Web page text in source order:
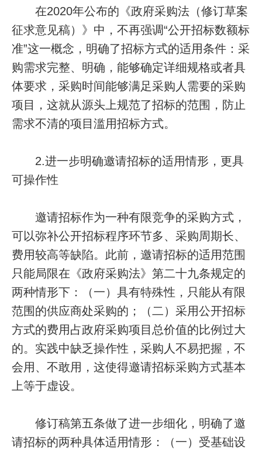
在2020年公布的《政府采购法（修订草案
征求意见稿）》中，不再强调“公开招标数额标
准”这一概念，明确了招标方式的适用条件：采
购需求完整、明确，能够确定详细规格或者具
体要求，采购时间能够满足采购人需要的采购
项目，这就从源头上规范了招标的范围，防止
需求不清的项目滥用招标方式。
2.进一步明确邀请招标的适用情形，更具
可操作性
邀请招标作为一种有限竞争的采购方式，
可以弥补公开招标程序环节多、采购周期长、
费用较高等缺陷。此前，邀请招标的适用范围
只能局限在《政府采购法》第二十九条规定的
两种情形下：（一）具有特殊性，只能从有限
范围的供应商处采购的；（二）采用公开招标
方式的费用占政府采购项目总价值的比例过大
的。实践中缺乏操作性，采购人不易把握，不
会用、不敢用，这使得邀请招标采购方式基本
上等于虚设。
修订稿第五条做了进一步细化，明确了邀
请招标的两种具体适用情形：（一）受基础设